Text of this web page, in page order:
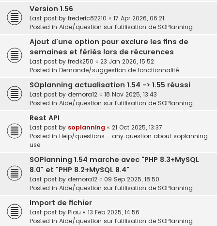
Version 1.56
Last post by frederic82210 « 17 Apr 2026, 06:21
Posted in Aide/question sur l'utilisation de SOPlanning
Ajout d'une option pour exclure les fins de
semaines et fériés lors de récurences
Last post by fredk250 « 23 Jan 2026, 15:52
Posted in Demande/suggestion de fonctionnalité
SOplanning actualisation 1.54 -> 1.55 réussi
Last post by demora12 « 18 Nov 2025, 13:43
Posted in Aide/question sur l'utilisation de SOPlanning
Rest API
Last post by soplanning « 21 Oct 2025, 13:37
Posted in Help/questions - any question about soplanning
use
SOPlanning 1.54 marche avec "PHP 8.3+MySQL
8.0" et "PHP 8.2+MySQL 8.4"
Last post by demora12 « 09 Sep 2025, 18:50
Posted in Aide/question sur l'utilisation de SOPlanning
Import de fichier
Last post by Piau « 13 Feb 2025, 14:56
Posted in Aide/question sur l'utilisation de SOPlanning